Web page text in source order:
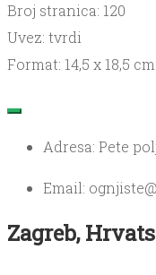
Broj stranica: 120
Uvez: tvrdi
Format: 14,5 x 18,5 cm
Adresa: Pete
Email:
Zagreb,